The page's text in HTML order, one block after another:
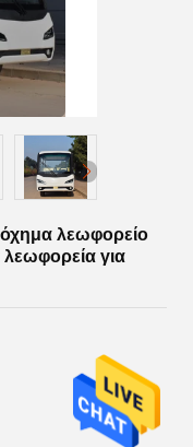
όχημα λεωφορείο
για